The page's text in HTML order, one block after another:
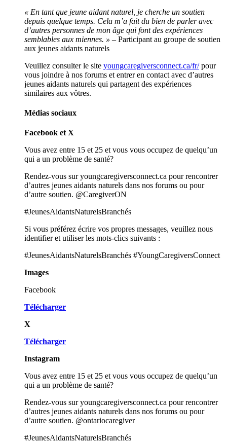
« En tant que jeune aidant naturel, je cherche un soutien
depuis quelque temps. Cela m’a fait du bien de parler avec
d’autres personnes de mon âge qui font des expériences
semblables aux miennes. » – Participant au groupe de soutien
aux jeunes aidants naturels
Veuillez consulter le site youngcaregiversconnect.ca/fr/pour
vous joindre à nos forums et entrer en contact avec d’autres
jeunes aidants naturels qui partagent des expériences
similaires aux vôtres.
Médias sociaux
Facebook et X
Vous avez entre 15 et 25 et vous vous occupez de quelqu’un
qui a un problème de santé?
Rendez-vous sur youngcaregiversconnect.ca pour rencontrer
d’autres jeunes aidants naturels dans nos forums ou pour
d’autre soutien. @CaregiverON
#JeunesAidantsNaturelsBranchés
Si vous préférez écrire vos propres messages, veuillez nous
identifier et utiliser les mots-clics suivants :
#JeunesAidantsNaturelsBranchés #YoungCaregiversConnect
Images
Facebook
Télécharger
X
Télécharger
Instagram
Vous avez entre 15 et 25 et vous vous occupez de quelqu’un
qui a un problème de santé?
Rendez-vous sur youngcaregiversconnect.ca pour rencontrer
d’autres jeunes aidants naturels dans nos forums ou pour
d’autre soutien. @ontariocaregiver
#JeunesAidantsNaturelsBranchés